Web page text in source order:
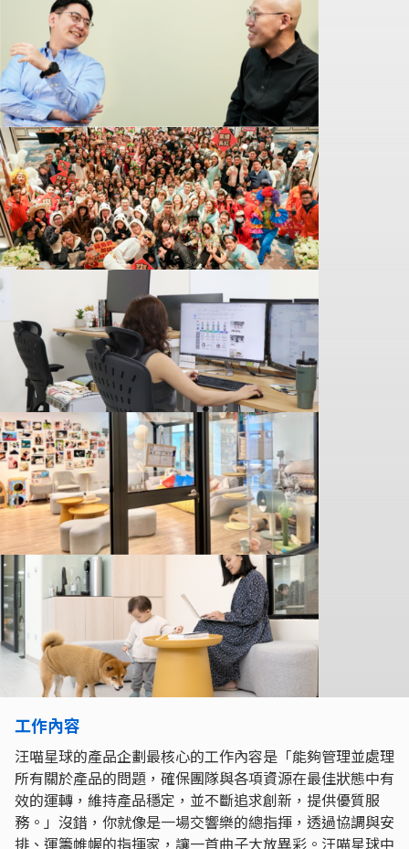
工作內容
汪喵星球的產品企劃最核心的工作內容是「能夠管理並處理
所有關於產品的問題，確保團隊與各項資源在最佳狀態中有
效的運轉，維持產品穩定，並不斷追求創新，提供優質服
務。」沒錯，你就像是一場交響樂的總指揮，透過協調與安
排、運籌帷幄的指揮家，讓一首曲子大放異彩。汪喵星球中